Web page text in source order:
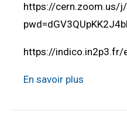
https://cern.zoom.us/
https://
En savoir plus